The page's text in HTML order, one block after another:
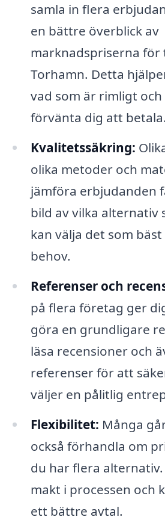
samla in flera
en bättre överblick av
marknadspriserna
Torhamn. Detta
vad som är rimligt och
förvänta dig att betala.
Kvalitetssäkring:
olika metoder och
jämföra erbjudanden
bild av vilka alternativ
kan välja det som
behov.
Referenser och
på flera företag ger
göra en grundligare
läsa recensioner och
referenser för att
väljer en pålitlig
Flexibilitet: Många
också förhandla om
du har flera
makt i processen och
ett bättre avtal.